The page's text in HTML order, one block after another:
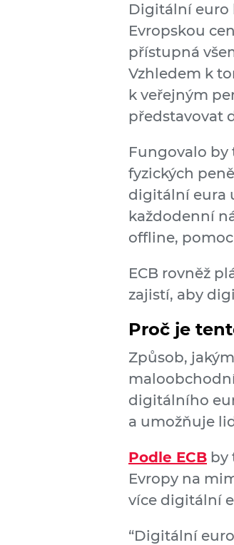
Digitální euro
Evropskou
přístupná
Vzhledem k
k veřejným
představovat
Fungovalo
fyzických
digitální eura
každodenní
offline,
ECB rovněž
zajistí, aby
Proč je
Způsob,
digitálního
a umožňuje
Podle ECB by
Evropy na
více digitální
“Digitální